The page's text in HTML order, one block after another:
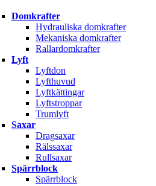
Domkrafter
Hydrauliska domkrafter
Mekaniska domkrafter
Rallardomkrafter
Lyft
Lyftdon
Lyfthuvud
Lyftkättingar
Lyftstroppar
Trumlyft
Saxar
Dragsaxar
Rälssaxar
Rullsaxar
Spärrblock
Spärrblock